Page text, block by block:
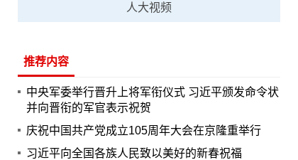
人大视频
推荐内容
中央军委举行晋升上将军衔仪式 习近平颁发命令状
并向晋衔的军官表示祝贺
庆祝中国共产党成立105周年大会在京隆重举行
习近平向全国各族人民致以美好的新春祝福